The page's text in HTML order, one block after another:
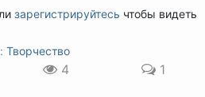
зарегистрируйтесь чтобы видеть
Творчество
4 1